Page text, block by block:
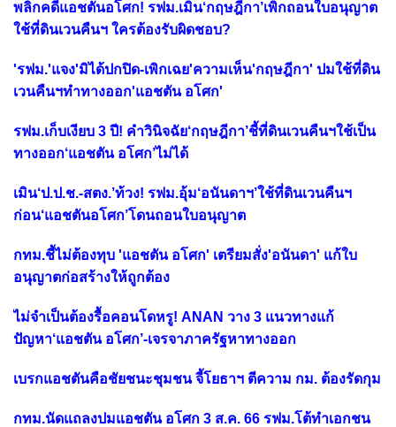
พลิกคดีแอชตันอโศก! รฟม.เมิน‘กฤษฎีกา’เพิกถอนใบอนุญาต
ใช้ที่ดินเวนคืนฯ ใครต้องรับผิดชอบ?
'รฟม.'แจง'มิได้ปกปิด-เพิกเฉย'ความเห็น'กฤษฎีกา' ปมใช้ที่ดิน
เวนคืนฯทำทางออก'แอชตัน อโศก'
รฟม.เก็บเงียบ 3 ปี! คำวินิจฉัย‘กฤษฎีกา’ชี้ที่ดินเวนคืนฯใช้เป็น
ทางออก‘แอชตัน อโศก’ไม่ได้
เมิน‘ป.ป.ช.-สตง.’ท้วง! รฟม.อุ้ม‘อนันดาฯ’ใช้ที่ดินเวนคืนฯ
ก่อน‘แอชตันอโศก’โดนถอนใบอนุญาต
กทม.ชี้ไม่ต้องทุบ 'แอชตัน อโศก' เตรียมสั่ง'อนันดา' แก้ใบ
อนุญาตก่อสร้างให้ถูกต้อง
ไม่จำเป็นต้องรื้อคอนโดหรู! ANAN วาง 3 แนวทางแก้
ปัญหา‘แอชตัน อโศก’-เจรจาภาครัฐหาทางออก
เบรกแอชตันคือชัยชนะชุมชน จี้โยธาฯ ตีความ กม. ต้องรัดกุม
กทม.นัดแถลงปมแอชตัน อโศก 3 ส.ค. 66 รฟม.โต้ทำเอกชน